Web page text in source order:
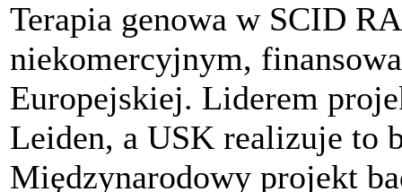
Terapia genowa w SCID
niekomercyjnym,
Europejskiej. Liderem
Leiden, a USK realizuje to
Międzynarodowy projekt